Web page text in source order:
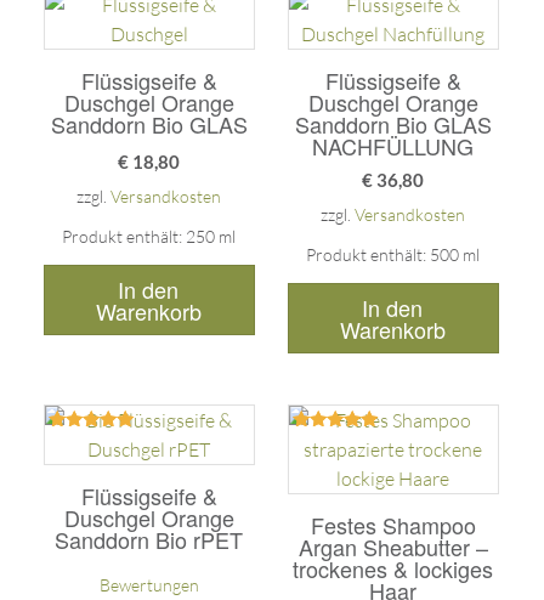
Flüssigseife &
Duschgel Orange
Sanddorn Bio GLAS
€ 18,80
zzgl.Versandkosten
Produkt enthält: 250 ml
In den
Warenkorb
Flüssigseife &
Duschgel Orange
Sanddorn Bio GLAS
NACHFÜLLUNG
€ 36,80
zzgl.Versandkosten
Produkt enthält: 500 ml
In den
Warenkorb
Flüssigseife &
Duschgel Orange
Sanddorn Bio rPET
Bewertet
mit
von 5
Bewertungen
Festes Shampoo
Argan Sheabutter –
trockenes & lockiges
Haar
Bewertet
mit
5.00
von 5